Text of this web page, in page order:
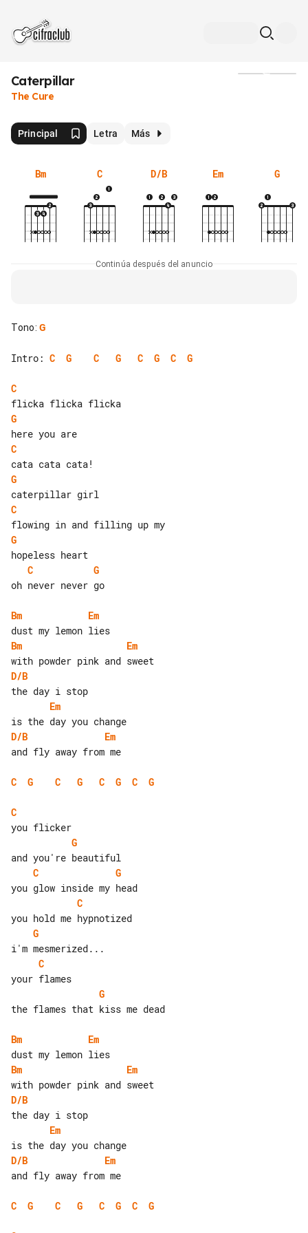
Caterpillar
The Cure
Principal Letra Más
Bm C D/B Em G
Continúa después del anuncio
Tono: G
Intro: C G C G C G C G
C
G
C
G
C
G
C
G
oh never never go
Bm
Em
Bm
Em
D/B
Em
D/B
Em
and fly away from me
C G C G C G C G
C
G
C
G
C
G
C
G
the flames that kiss me dead
Bm
Em
Bm
Em
D/B
Em
D/B
Em
and fly away from me
C G C G C G C G